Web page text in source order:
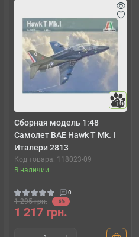
10
Cборная модель 1:48
Самолет BAE Hawk T Mk. I
Италери 2813
Код товара: 118023-09
В наличии
0
1 295 грн. -6%
1 217 грн.